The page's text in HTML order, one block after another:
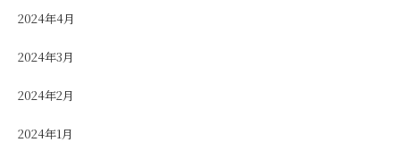
2024年4月
2024年3月
2024年2月
2024年1月